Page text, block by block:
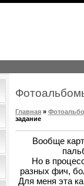
Главная »
задание
Вообще
Но в
разных фич,
Для меня эта